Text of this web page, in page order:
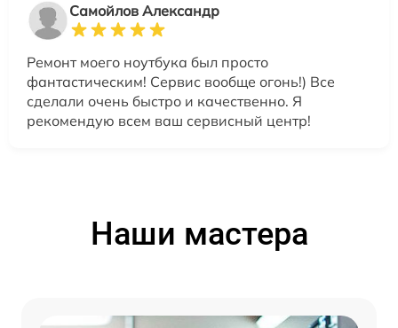
Самойлов Александр
Ремонт моего ноутбука был просто
фантастическим! Сервис вообще огонь!) Все
сделали очень быстро и качественно. Я
рекомендую всем ваш сервисный центр!
Наши мастера